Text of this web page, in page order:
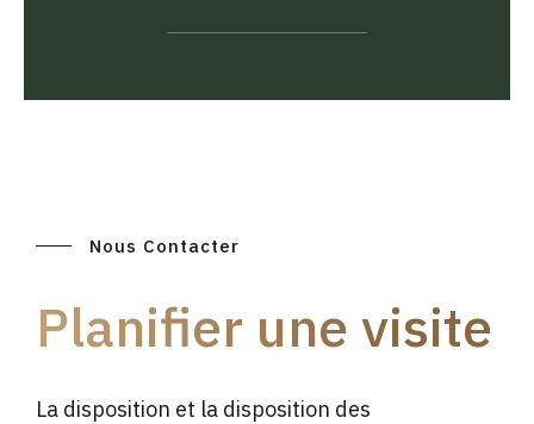
Nous Contacter
Planifier une visite
La disposition et la disposition des